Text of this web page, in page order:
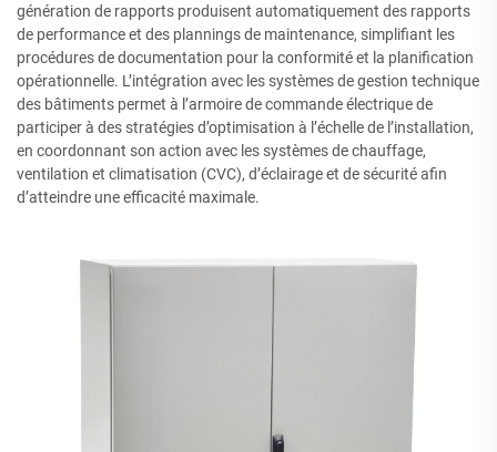
génération de rapports produisent automatiquement des rapports
de performance et des plannings de maintenance, simplifiant les
procédures de documentation pour la conformité et la planification
opérationnelle. L’intégration avec les systèmes de gestion technique
des bâtiments permet à l’armoire de commande électrique de
participer à des stratégies d’optimisation à l’échelle de l’installation,
en coordonnant son action avec les systèmes de chauffage,
ventilation et climatisation (CVC), d’éclairage et de sécurité afin
d’atteindre une efficacité maximale.